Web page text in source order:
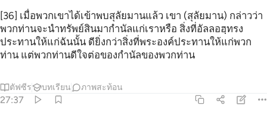
[36] เมื่อพวกเขาได้เข้าพบสุลัยมานแล้ว เขา (สุลัยมาน) กล่าวว่า
พวกท่านจะนำทรัพย์สินมากำนัลแก่เราหรือ สิ่งที่อัลลอฮฺทรง
ประทานให้แก่ฉันนั้น ดียิ่งกว่าสิ่งที่พระองค์ประทานให้แก่พวก
ท่าน แต่พวกท่านดีใจต่อของกำนัลของพวกท่าน
ตัฟซีร บทเรียน ภาพสะท้อน
27:37